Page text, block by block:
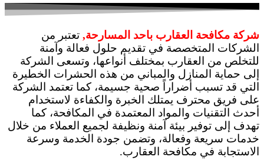
شركة مكافحة العقارب باحد المسارحة, تعتبر من
الشركات المتخصصة في تقديم حلول فعالة وآمنة
للتخلص من العقارب بمختلف أنواعها، وتسعى الشركة
إلى حماية المنازل والمباني من هذه الحشرات الخطيرة
التي قد تسبب أضراراً صحية جسيمة، كما تعتمد الشركة
على فريق محترف يمتلك الخبرة والكفاءة لاستخدام
أحدث التقنيات والمواد المعتمدة في المكافحة، كما
تهدف إلى توفير بيئة آمنة ونظيفة لجميع العملاء من خلال
خدمات سريعة وفعالة، وتضمن جودة الخدمة وسرعة
الاستجابة في مكافحة العقارب.